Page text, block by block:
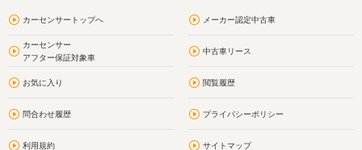
カーセンサートップへ メーカー認定中古車
カーセンサー
アフター保証対象車
中古車リース
お気に入り 閲覧履歴
問合わせ履歴 プライバシーポリシー
利用規約 サイトマップ